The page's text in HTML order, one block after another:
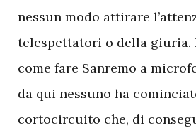
nessun modo attirare
telespettatori o della giuria.
come fare Sanremo a
da qui nessuno ha
cortocircuito che, di